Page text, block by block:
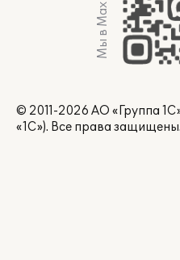
Мы в Max
© 2011-2026 АО «Группа
«1С»). Все права защищены.